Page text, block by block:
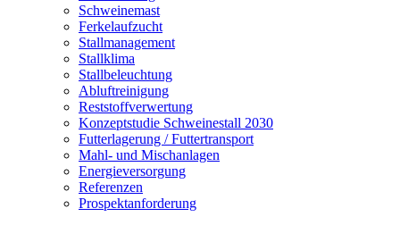
Schweinemast
Ferkelaufzucht
Stallmanagement
Stallklima
Stallbeleuchtung
Abluftreinigung
Reststoffverwertung
Konzeptstudie Schweinestall 2030
Futterlagerung / Futtertransport
Mahl- und Mischanlagen
Energieversorgung
Referenzen
Prospektanforderung